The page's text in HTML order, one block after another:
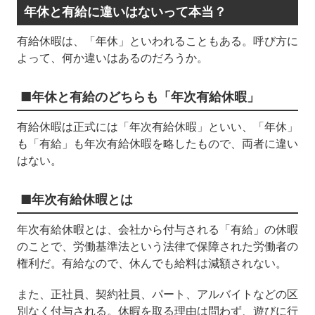
年休と有給に違いはないって本当？
有給休暇は、「年休」といわれることもある。呼び方に
よって、何か違いはあるのだろうか。
■年休と有給のどちらも「年次有給休暇」
有給休暇は正式には「年次有給休暇」といい、「年休」
も「有給」も年次有給休暇を略したもので、両者に違い
はない。
■年次有給休暇とは
年次有給休暇とは、会社から付与される「有給」の休暇
のことで、労働基準法という法律で保障された労働者の
権利だ。有給なので、休んでも給料は減額されない。
また、正社員、契約社員、パート、アルバイトなどの区
別なく付与される。休暇を取る理由は問わず、遊びに行